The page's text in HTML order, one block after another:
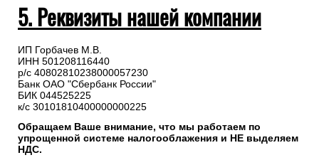
5. Реквизиты нашей компании
ИП Горбачев М.В.
ИНН 501208116440
р/с 40802810238000057230
Банк ОАО "Сбербанк России"
БИК 044525225
к/с 30101810400000000225
Обращаем Ваше внимание, что мы работаем по
упрощенной системе налогооблажения и НЕ выделяем
НДС.